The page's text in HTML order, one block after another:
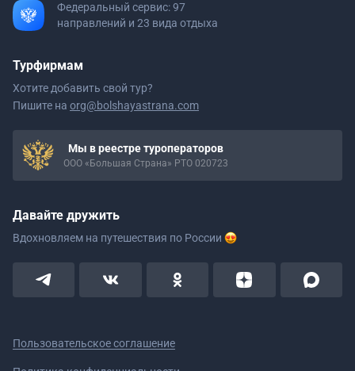
Федеральный сервис: 97
направлений и 23 вида отдыха
Турфирмам
Хотите добавить свой тур?
Пишите на org@bolshayastrana.com
Мы в реестре туроператоров
ООО «Большая Страна» РТО 020723
Давайте дружить
Вдохновляем на путешествия по России
Пользовательское соглашение